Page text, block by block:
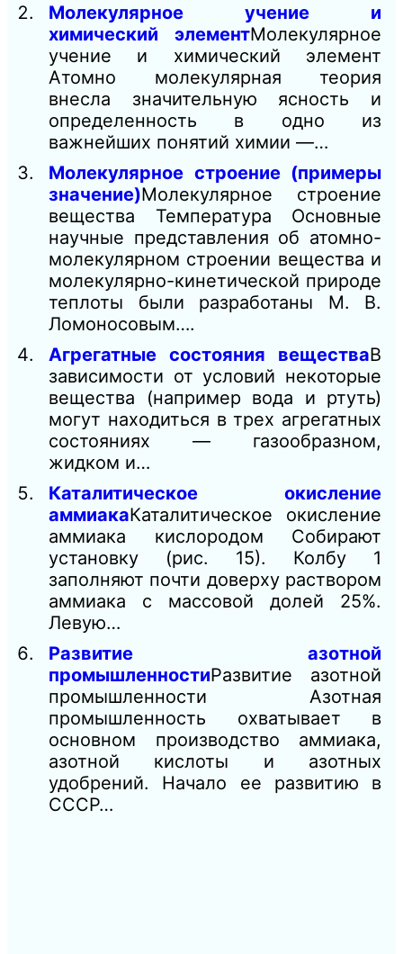
Молекулярное учение и
химический элементМолекулярное
учение и химический элемент
Атомно молекулярная теория
внесла значительную ясность и
определен­ность в одно из
важнейших понятий химии —…
Молекулярное строение (примеры
значение)Молекулярное строение
вещества Температура Основные
научные представления об атомно-
молекулярном строении вещества и
молекулярно-кинетической природе
теплоты были разработаны М. В.
Ломоносовым….
Агрегатные состояния веществаВ
зависимости от условий некоторые
вещества (например вода и ртуть)
могут находиться в трех агрегатных
состояниях — газообразном,
жидком и…
Каталитическое окисление
аммиакаКаталитическое окисление
аммиака кислородом Собирают
установку (рис. 15). Колбу 1
заполняют почти доверху раствором
аммиака с массовой долей 25%.
Левую…
Развитие азотной
промышленностиРазвитие азотной
промышленности Азотная
промышленность охватывает в
основном производство аммиака,
азотной кислоты и азотных
удобрений. Начало ее развитию в
СССР…